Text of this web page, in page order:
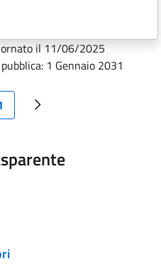
il 11/06/2025
1 Gennaio 2031
Paginazione
attuale
Pagina successiva